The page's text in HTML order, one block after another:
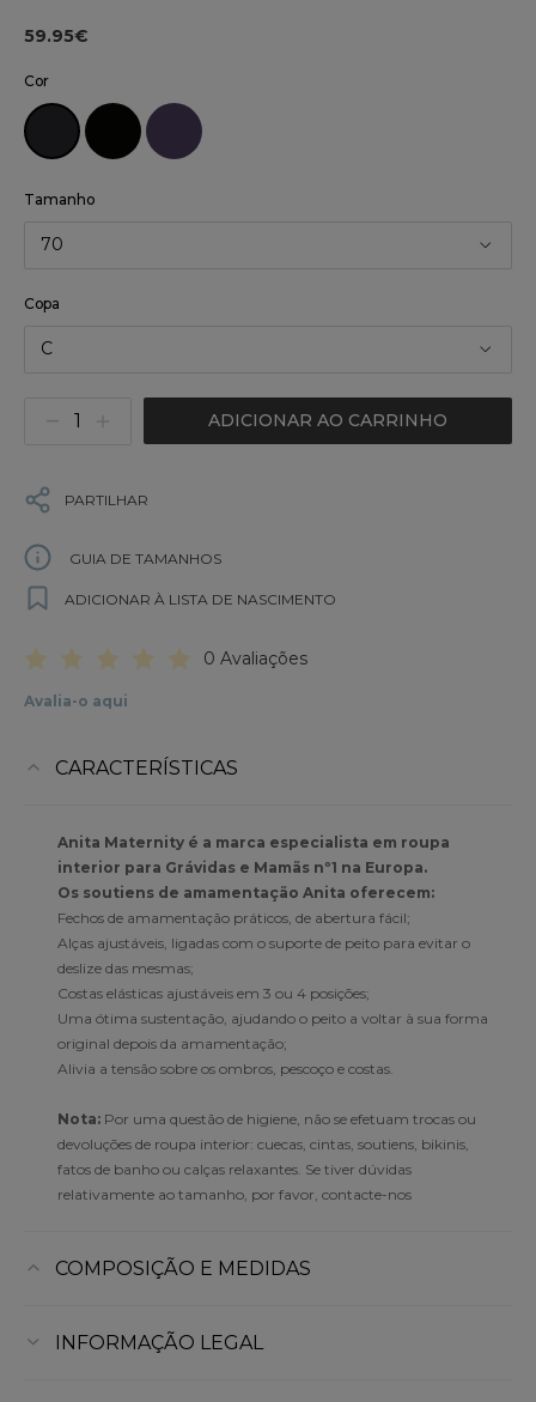
59.95€
Cor
Tamanho
70
Copa
C
ADICIONAR AO CARRINHO
PARTILHAR
GUIA DE TAMANHOS
ADICIONAR À LISTA DE NASCIMENTO
0 Avaliações
Avalia-o aqui
CARACTERÍSTICAS
Anita Maternity é a marca especialista em roupa
interior para Grávidas e Mamãs nº1 na Europa.
Os soutiens de amamentação Anita oferecem:
Fechos de amamentação práticos, de abertura fácil;
Alças ajustáveis, ligadas com o suporte de peito para evitar o
deslize das mesmas;
Costas elásticas ajustáveis em 3 ou 4 posições;
Uma ótima sustentação, ajudando o peito a voltar à sua forma
original depois da amamentação;
Alivia a tensão sobre os ombros, pescoço e costas.
Nota: Por uma questão de higiene, não se efetuam trocas ou
devoluções de roupa interior: cuecas, cintas, soutiens, bikinis,
fatos de banho ou calças relaxantes. Se tiver dúvidas
relativamente ao tamanho, por favor, contacte-nos
COMPOSIÇÃO E MEDIDAS
INFORMAÇÃO LEGAL